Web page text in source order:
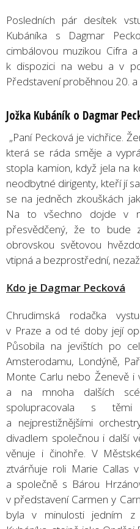
Posledních pár desítek
Kubáníka s Dagmar
cimbálovou muzikou Cifra
k dispozici na webu a v
Představení proběhnou 20. a
Jožka Kubáník o Dagmar
„Paní Pecková je vichřice.
která se ráda směje a
stopla kamion, když jela na
neodbytné dirigenty, kteří jí
se na jedněch zkouškách
Na to všechno dojde v
přesvědčený, že to bude
obrovskou světovou
vtipná a bezprostřední,
Kdo je Dagmar Pecková
Chrudimská rodačka
v Praze a od té doby její
Působila na jevištích po
Amsterodamu, Londýně,
Monte Carlu nebo Ženevě
a na mnoha dalších
spolupracovala s těmi
a nejprestižnějšími
divadlem společnou i další
věnuje i činohře. V
ztvárňuje roli Marie Callas
a společně s Bárou
v představení Carmen y
byla v minulosti jedním